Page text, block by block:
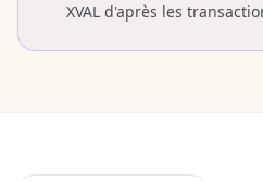
XVAL d'après les